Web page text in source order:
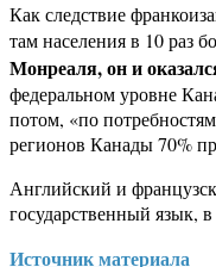
Как следствие
там населения в 10 раз
Монреаля, он и
федеральном уровне
потом, «по
регионов Канады 70%
Английский и
государственный язык,
Источник материала